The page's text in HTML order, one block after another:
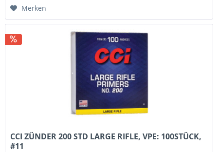
Merken
CCI ZÜNDER 200 STD LARGE RIFLE, VPE: 100STÜCK,
#11